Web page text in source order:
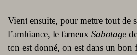
Vient ensuite, pour mettre tout de
l’ambiance, le fameux Sabotage
ton est donné, on est dans un